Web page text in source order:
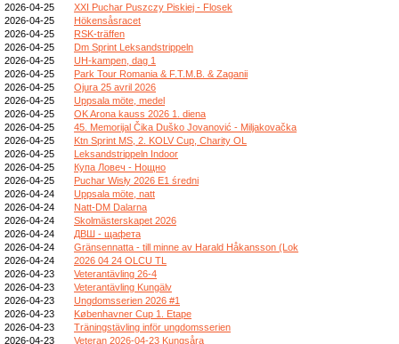
2026-04-25
XXI Puchar Puszczy Piskiej - Flosek
2026-04-25
Hökensåsracet
2026-04-25
RSK-träffen
2026-04-25
Dm Sprint Leksandstrippeln
2026-04-25
UH-kampen, dag 1
2026-04-25
Park Tour Romania & F.T.M.B. & Zaganii
2026-04-25
Ojura 25 avril 2026
2026-04-25
Uppsala möte, medel
2026-04-25
OK Arona kauss 2026 1. diena
2026-04-25
45. Memorijal Čika Duško Jovanović - Miljakovačka
2026-04-25
Ktn Sprint MS, 2. KOLV Cup, Charity OL
2026-04-25
Leksandstrippeln Indoor
2026-04-25
Купа Ловеч - Нощно
2026-04-25
Puchar Wisły 2026 E1 średni
2026-04-24
Uppsala möte, natt
2026-04-24
Natt-DM Dalarna
2026-04-24
Skolmästerskapet 2026
2026-04-24
ДВШ - щафета
2026-04-24
Gränsennatta - till minne av Harald Håkansson (Lok
2026-04-24
2026 04 24 OLCU TL
2026-04-23
Veterantävling 26-4
2026-04-23
Veterantävling Kungälv
2026-04-23
Ungdomsserien 2026 #1
2026-04-23
Københavner Cup 1. Etape
2026-04-23
Träningstävling inför ungdomsserien
2026-04-23
Veteran 2026-04-23 Kungsåra